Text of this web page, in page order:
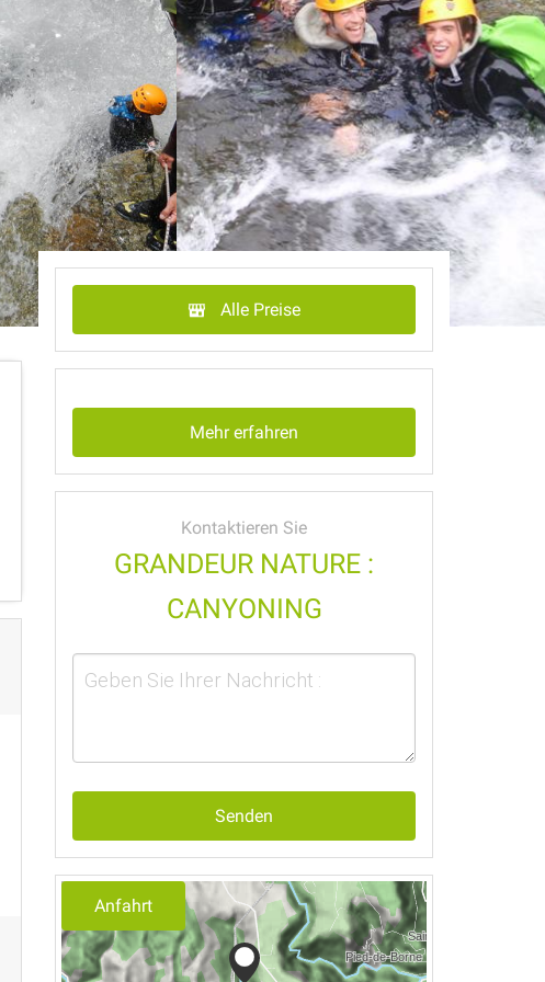
Alle Preise
Mehr erfahren
Kontaktieren Sie
GRANDEUR NATURE :
CANYONING
Senden
Anfahrt